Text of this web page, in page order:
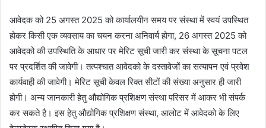
आवेदक को 25 अगस्त 2025 को कार्यालयीन समय पर संस्था में स्वयं उपस्थित
होकर किसी एक व्यवसाय का चयन करना अनिवार्य होगा, 26 अगस्त 2025 को
आवेदको की उपस्थिति के आधार पर मेरिट सूची जारी कर संस्था के सूचना पटल
पर प्रदर्शित की जावेगी। तत्पश्चात आवेदको के दस्तावेजों का सत्यापन एवं प्रवेश
कार्यवाही की जावेगी। मेरिट सूची केवल रिक्त सीटों की संख्या अनुसार ही जारी
होगी। अन्य जानकारी हेतु औद्योगिक प्रशिक्षण संस्था परिसर में आकर भी संपर्क
कर सकते है। इस हेतु औद्योगिक प्रशिक्षण संस्था, आलोट में आवेदको के लिए